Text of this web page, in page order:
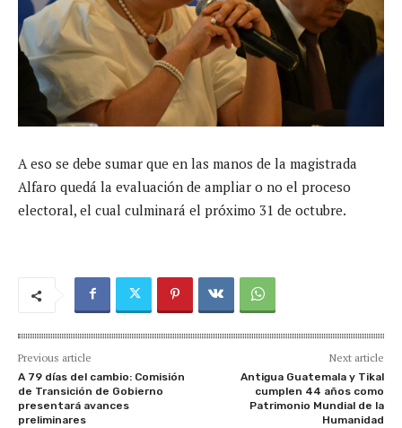
A eso se debe sumar que en las manos de la magistrada
Alfaro quedá la evaluación de ampliar o no el proceso
electoral, el cual culminará el próximo 31 de octubre.
Previous article
A 79 días del cambio: Comisión
de Transición de Gobierno
presentará avances
preliminares
Next article
Antigua Guatemala y Tikal
cumplen 44 años como
Patrimonio Mundial de la
Humanidad